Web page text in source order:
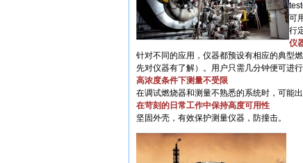
可
行
仪
针对不同的应用，仪器都预设有相应的典型
先对仪器有了解）。用户只需几分钟便可进行
高浓度条件下测量不受限
在调试燃烧器和测量不熟悉的系统时，可能
在苛刻的日常工作中保持高度可用性
坚固外壳，有效保护测量仪器，防撞击。